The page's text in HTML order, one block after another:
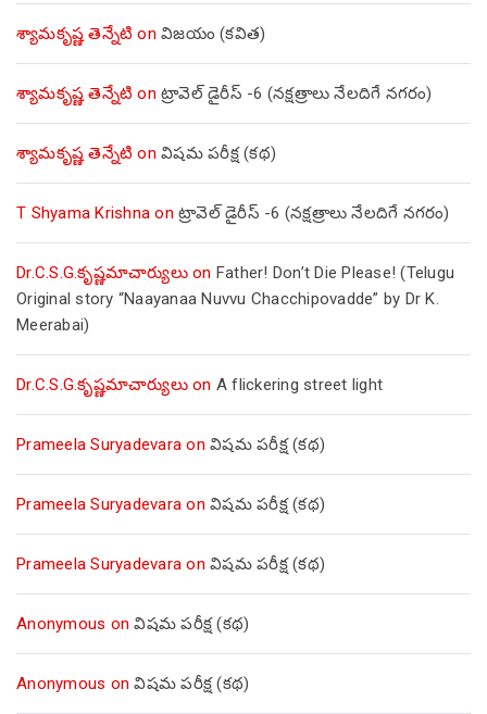
శ్యామకృష్ణ తెన్నేటి on విజయం (కవిత)
శ్యామకృష్ణ తెన్నేటి on ట్రావెల్ డైరీస్ -6 (నక్షత్రాలు నేలదిగే నగరం)
శ్యామకృష్ణ తెన్నేటి on విషమ పరీక్ష (క‌థ‌)
T Shyama Krishna on ట్రావెల్ డైరీస్ -6 (నక్షత్రాలు నేలదిగే నగరం)
Dr.C.S.G.కృష్ణమాచార్యులుon Father! Don’t Die Please! (Telugu
Original story “Naayanaa Nuvvu Chacchipovadde” by Dr K.
Meerabai)
Dr.C.S.G.కృష్ణమాచార్యులుon A flickering street light
Prameela Suryadevara on విషమ పరీక్ష (క‌థ‌)
Prameela Suryadevara on విషమ పరీక్ష (క‌థ‌)
Prameela Suryadevara on విషమ పరీక్ష (క‌థ‌)
Anonymous onవిషమ పరీక్ష (క‌థ‌)
Anonymous onవిషమ పరీక్ష (క‌థ‌)